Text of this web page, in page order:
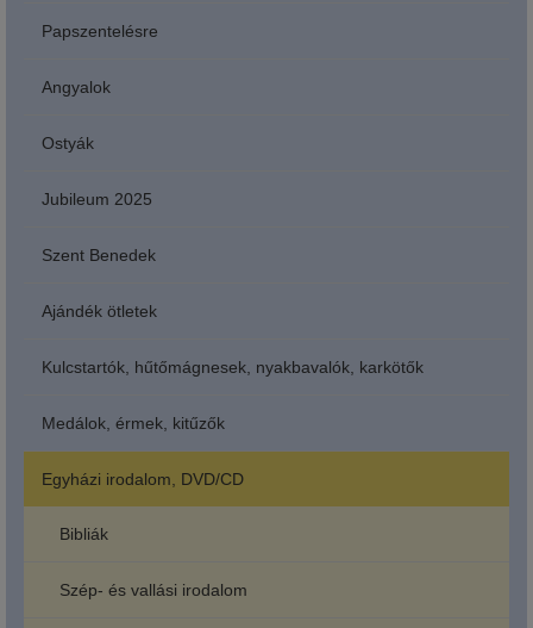
Papszentelésre
Angyalok
Ostyák
Jubileum 2025
Szent Benedek
Ajándék ötletek
Kulcstartók, hűtőmágnesek, nyakbavalók, karkötők
Medálok, érmek, kitűzők
Egyházi irodalom, DVD/CD
Bibliák
Szép- és vallási irodalom